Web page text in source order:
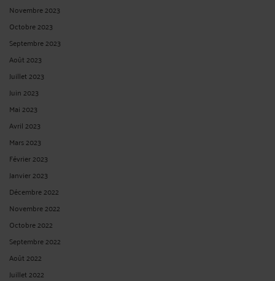
Novembre 2023
Octobre 2023
Septembre 2023
Août 2023
Juillet 2023
Juin 2023
Mai 2023
Avril 2023
Mars 2023
Février 2023
Janvier 2023
Décembre 2022
Novembre 2022
Octobre 2022
Septembre 2022
Août 2022
Juillet 2022